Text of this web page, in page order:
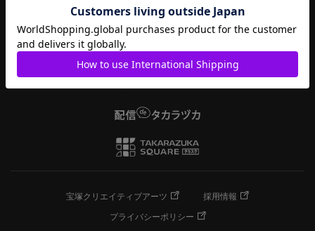
宝塚クリエイティブアーツ
採用情報
プライバシーポリシー